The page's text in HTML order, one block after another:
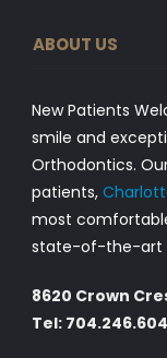
ABOUT US
New Patients
smile and
Orthodontics.
patients,
most
state-of-the-art
8620 Crown
Tel: